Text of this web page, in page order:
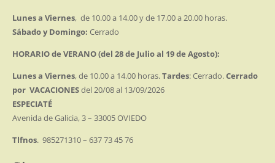
Lunes a Viernes, de 10.00 a 14.00 y de 17.00 a 20.00 horas.
Sábado y Domingo: Cerrado
HORARIO de VERANO (del 28 de Julio al 19 de Agosto):
Lunes a Viernes, de 10.00 a 14.00 horas.Tardes: Cerrado.Cerrado
por VACACIONESdel 20/08 al 13/09/2026
ESPECIATÉ
Avenida de Galicia, 3 – 33005 OVIEDO
Tlfnos. 985271310 – 637 73 45 76